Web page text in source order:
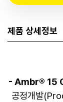
제품 상세정보
- Ambr® 15
공정개발